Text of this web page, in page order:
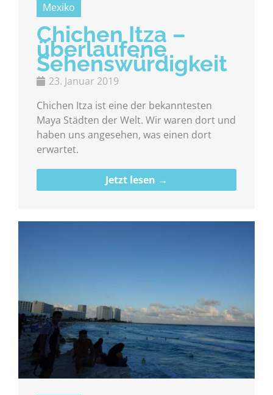
Mexiko
Chichen Itza –
überlaufene
Sehenswürdigkeit
23. Januar 2019
Chichen Itza ist eine der bekanntesten
Maya Städten der Welt. Wir waren dort und
haben uns angesehen, was einen dort
erwartet.
Jetzt lesen →